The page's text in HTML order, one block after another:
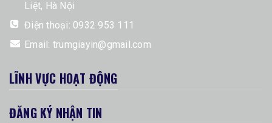
Liệt, Hà Nội
Điện thoại: 0932 953 111
Email: trumgiayin@gmail.com
LĨNH VỰC HOẠT ĐỘNG
ĐĂNG KÝ NHẬN TIN